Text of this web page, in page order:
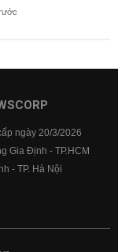
ngày 20/3/2026
Gia Định - TP.HCM
- TP. Hà Nội